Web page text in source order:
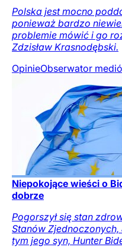
Polska jest mocno
ponieważ bardzo
problemie mówić i go
Zdzisław Krasnodębski.
OpinieObserwator
Niepokojące wieści o
dobrze
Pogorszył się stan
Stanów Zjednoczonych,
tym jego syn, Hunter